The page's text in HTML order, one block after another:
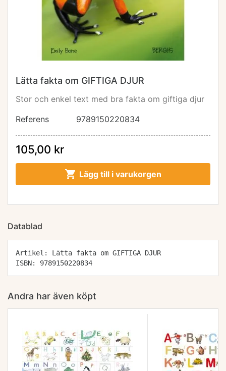
Lätta fakta om GIFTIGA DJUR
Stor och enkel text med bra fakta om giftiga djur
Referens
9789150220834
105,00 kr
 Lägg till i varukorgen
Datablad
Artikel: Lätta fakta om GIFTIGA DJUR
ISBN: 9789150220834
Andra har även köpt